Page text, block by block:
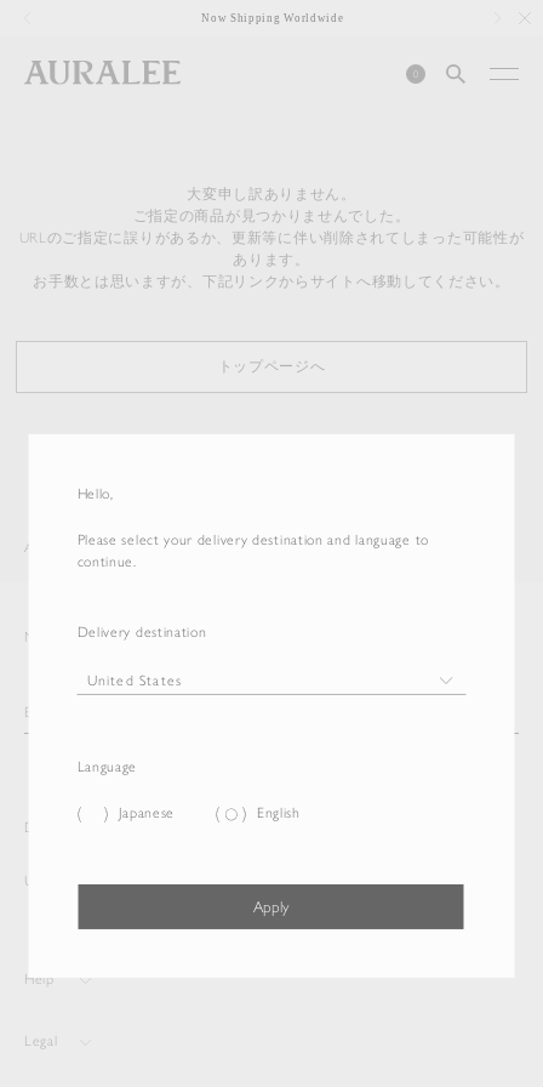
Hello,
Please select your delivery destination and language to
continue.
Delivery destination
Language
Japanese English
Apply
Now Shipping Worldwide
0
大変申し訳ありません。
ご指定の商品が見つかりませんでした。
URLのご指定に誤りがあるか、更新等に伴い削除されてしまった可能性が
あります。
お手数とは思いますが、下記リンクからサイトへ移動してください。
トップページへ
AURALEE ITEM
Newsletter
Delivery destination and Language
United States English
Help
Legal